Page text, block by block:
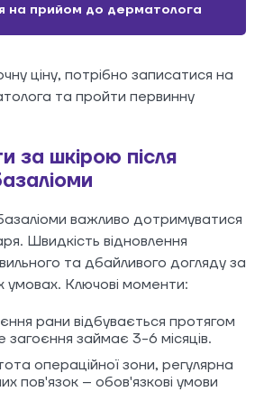
на прийом до дерматолога
ціну, потрібно записатися на
та пройти первинну
за шкірою після
важливо дотримуватися
Швидкість відновлення
та дбайливого догляду за
умовах. Ключові моменти:
рани відбувається протягом
загоєння займає 3-6 місяців.
операційної зони, регулярна
пов'язок – обов'язкові умови